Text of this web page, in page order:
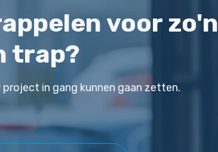
voor zo'n
trap?
in gang kunnen gaan zetten.